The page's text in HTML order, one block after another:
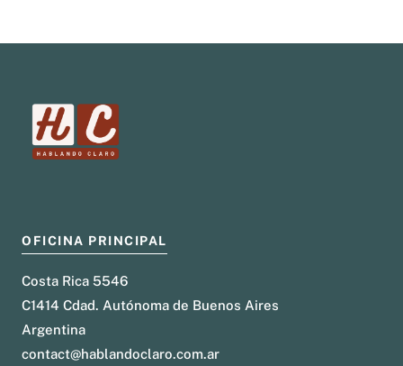
OFICINA PRINCIPAL
Costa Rica 5546
C1414 Cdad. Autónoma de Buenos Aires
Argentina
contact@hablandoclaro.com.ar